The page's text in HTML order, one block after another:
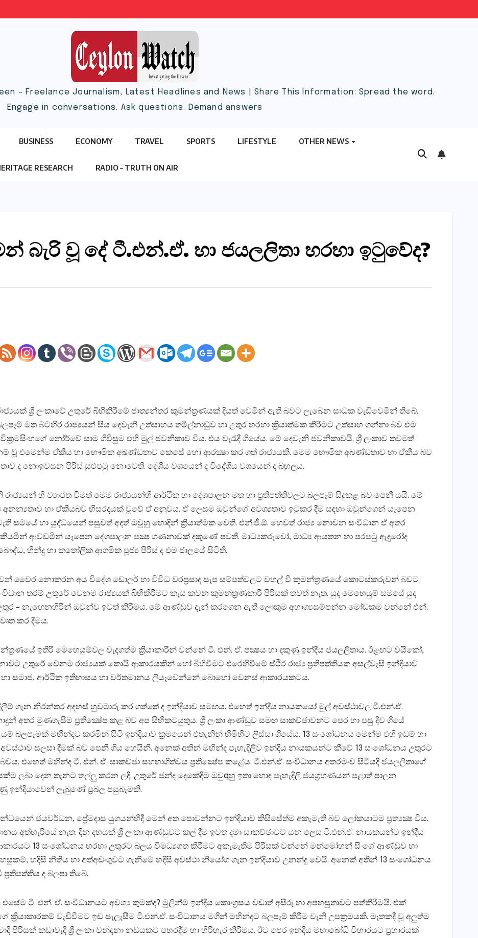
– Freelance Journalism, Latest Headlines and News | Share This Information: Spread the word.
Engage in conversations. Ask questions. Demand answers
BUSINESS ECONOMY TRAVEL SPORTS LIFESTYLE OTHER NEWS
RESEARCH RADIO – TRUTH ON AIR
බැරි වූ දේ ටී.එන්.ඒ. හා ජයලලිතා හරහා ඉටුවේද?
රාජ්‍යයක්‌ ශ්‍රී ලංකාවේ උතුරේ බිහිකිරීමේ ජාත්‍යන්තර කුමන්ත්‍රණයක්‌ දියත් වෙමින් ඇති බවට ලැබෙන සාධක වැඩිවෙමින් තිබේ.
මත බටහිර රාජ්‍යයන් සිය දෙවැනි උත්සාහය තමිල්නාඩුව හා උතුර හරහා ක්‍රියාත්මක කිරීමට උත්සාහ ගන්නා බව එම
නෝර්වේ සාම ගිවිසුම එහි මුල් ජවනිකාව විය. එය වැරැදී ගියේය. මේ දෙවැනි ජවනිකාවයි. ශ්‍රී ලංකාව තවමත්
වූ එමෙන්ම ඒකීය හා භෞමික අඛණ්‌ඩතාව කෙසේ හෝ ආරක්‍ෂා කර ගත් රාජ්‍යයකි. මෙම භෞමික අඛණ්‌ඩතාව හා ඒකීය බව
ද නොඉවසන පිරිස්‌ සුළුපටු නොවෙති. දේශීය වශයෙන් ද විදේශීය වශයෙන් ද බහුලය.
හි ව්‍යාප්ත වීමත් මෙම රාජ්‍යයන්හි ආර්ථික හා දේශපාලන මත හා ප්‍රතිපත්තිවලට බලපෑම් සිදුකළ බව පෙනී යයි. මේ
අනන්‍යතාව හා ඒකීයබව හිසරදයක්‌ වූවේ ඒ අනුවය. ඒ ලෙසම ඔවුන්ගේ අවශ්‍යතාව ඉටුකර දීම සඳහා ඔවුන්ගෙන් යෑපෙන
සමයේ හා යුද්ධයෙන් පසුවත් අදත් ඔවුහු හොඳින් ක්‍රියාත්මක වෙති. එන්.ජී.ඕ. හෙවත් රාජ්‍ය නොවන සංවිධාන ඒ අතර
කියමින් ආවඩමින් යෑපෙන දේශපාලන පක්‍ෂ ගණනාවක්‌ දකුණේ පවතී. මාධ්‍යකරුවෝ, මාධ්‍ය ආයතන හා පරපටු ඇදුරෝද
හින්දු හා කතෝලික ආගමික පූජ්‍ය පිරිස්‌ ද එම ජාලයේ සිටිති.
වෛර නොකරන අය විදේශ ඩොලර් හා විවිධ වරප්‍රසාද සැප සම්පත්වලට වහල් වී කුමන්ත්‍රණයේ කොටස්‌කරුවන් බවට
තරම් උතුරේ වෙනම රාජ්‍යයක්‌ බිහිකිරීමට කැස කවන කුමන්ත්‍රණකාරී පිරිසක්‌ තවත් නැත. යුද මෙහෙයුම් සමයේ යුද
උතුර – නැඟෙනහිරින් ඔවුන්ව ඉවත් කිරීමය. මේ ආණ්‌ඩුව දැන් කරගෙන ඇති ලොකුම අභාග්‍යසම්පන්න මෝඩකම වන්නේ එන්.
කර දීමය.
ඉතිරි මෙහෙයුම්වල වැදගත්ම ක්‍රියාකාරීන් වන්නේ ටී. එන්. ඒ. පක්‍ෂය හා දකුණු ඉන්දීය ජයලලිතාය. ඊළඟට වයිකෝ,
උතුරේ වෙනම රාජ්‍යයක්‌ කොයි ආකාරයකින් හෝ බිහිවීමට එරෙහිවීමේ ස්‌ථිර රාජ්‍ය ප්‍රතිපත්තියක අසල්වැසි ඉන්දියාව
හා සමාජ, ආර්ථික ඉතිහාසය හා වර්තමානය ලියෑවෙන්නේ බොහෝ වෙනස්‌ ආකාරයකටය.
ගැන නිරන්තර අදහස්‌ හුවමාරු කර ගත්තේ ද ඉන්දියාව සමඟය. එහෙත් ඉන්දීය නායකයෝ මුල් අවස්‌ථාවල ටී.එන්.ඒ.
අතර මුණගැසීම ප්‍රතික්‍ෂේප කළ බව අප සිහිකටයුතුය. ශ්‍රී ලංකා ආණ්‌ඩුව සමඟ සාකච්ඡාවන්ට පෙර හා පසු දිව ගියේ
බලපෑමක්‌ මහින්දට කරමින් සිටි ඉන්දියාව ක්‍රමයෙන් එතැනින් හිමිහිට ලිස්‌සා ගියේය. 13 සංශෝධනය මෙන්ම එහි ඉඩම් හා
සලසා දීමක්‌ බව පෙනී ගිය හෙයිනි. අනෙක්‌ අතින් මහින්ද පැහැදිලිව ඉන්දීය නායකයන්ට කීවේ 13 සංශෝධනය උතුරට
එහෙත් මහින්ද ටී. එන්. ඒ. සාකච්ඡා සහභාගිත්වය ප්‍රතික්‍ෂේප කළේය. ටී.එන්.ඒ. සංවිධානය අතරමංව සිටියදී ජයලලිතාගේ
ලබා දෙන තැනට තල්ලු කරන ලදී. උතුරේ ඡන්ද දෙකේදීම ඔවුqහු ඉතා හොඳ පැහැදිලි ජයග්‍රහණයන් පළාත් පාලන
ලැබුණේ ප්‍රබල පසුබෑමකි.
ජයවර්ධන, ප්‍රේමදාස යුගයන්හිදී මෙන් අත පොවන්නට ඉන්දියාව කිසිසේත්ම අකැමැති බව ලෝකයාටම ප්‍රත්‍යක්‍ෂ විය.
අත්හැරියේ නැත. දින දහයක්‌ ශ්‍රී ලංකා ආණ්‌ඩුවට කල් දීම ඉවත දමා සාකච්ඡාවට යන ලෙස ටී.එන්.ඒ. නායකයන්ට ඉන්දීය
13 සංශෝධනය හරහා උතුරට බලය විමධ්‍යගත කිරීමට අකැමැතිම පිරිසක්‌ වන්නේ මන්මෝහන් සිංගේ ආණ්‌ඩුව හා
හදිසි නීතිය හා අත්අඩංගුවට ගැනීමේ හදිසි අවස්‌ථා නියෝග ගැන ඉන්දියාව උනන්දු වෙයි. අනෙක්‌ අතින් 13 සංශෝධනය
ද බලපා තිබේ.
ටී. එන්. ඒ. සංවිධානයට අවශ්‍ය කුමක්‌ද? මුලින්ම ඉන්දීය කොංග්‍රසය වඩාත් අසීරු හා අපහසුතාවට පත්කිරීමයි. එක්‌
ක්‍රියාකාරකම් වැඩිවීමට ඉඩ සැලැසීම ටී.එන්.ඒ. සංවිධානය මගින් මහින්දට බලපෑම් කිරීම වැනි උපක්‍රමයකි. මෑතකදී වූ අලුත්ම
කඩාවැදී ශ්‍රී ලංකා වන්දනා නඩයකට පහරදීම හා හිරිහැර කිරීමය. ඊට පෙර ඉන්දීය මහාබෝධි විහාරයට ප්‍රහාරයක්‌